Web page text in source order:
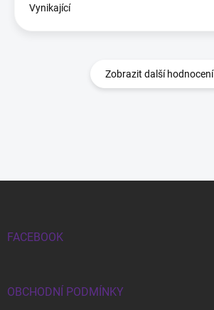
Vynikající
Zobrazit další hodnocení
FACEBOOK
OBCHODNÍ PODMÍNKY